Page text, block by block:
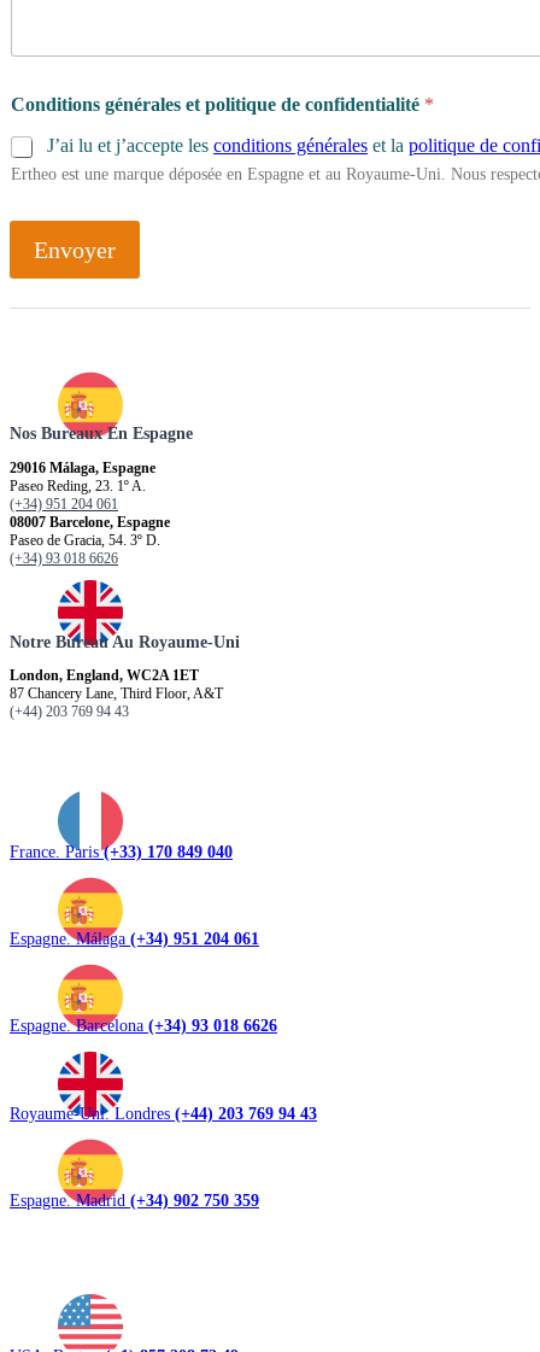
Conditions générales et politique de confidentialité *
J’ai lu et j’accepte les conditions générales et la politique de
Ertheo est une marque déposée en Espagne et au Royaume-Uni. Nous
Envoyer
Nos Bureaux En Espagne
29016 Málaga, Espagne
Paseo Reding, 23. 1º A.
(+34) 951 204 061
08007 Barcelone, Espagne
Paseo de Gracia, 54. 3º D.
(+34) 93 018 6626
Notre Bureau Au Royaume-Uni
London, England, WC2A 1ET
87 Chancery Lane, Third Floor, A&T
(+44) 203 769 94 43
France. Paris(+33) 170 849 040
Espagne. Málaga (+34) 951 204 061
Espagne. Barcelona (+34) 93 018 6626
Royaume-Uni. Londres (+44) 203 769 94 43
Espagne. Madrid (+34) 902 750 359